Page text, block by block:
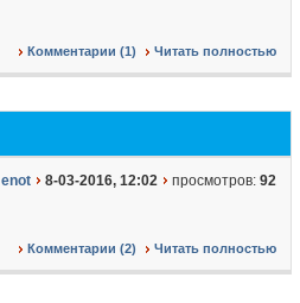
Комментарии (1) Читать полностью
enot 8-03-2016, 12:02 просмотров: 92
Комментарии (2) Читать полностью